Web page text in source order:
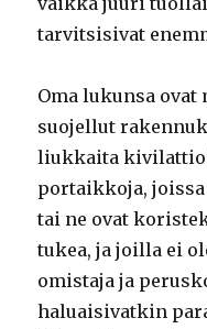
tarvitsisivat
Oma lukunsa ovat
suojellut
liukkaita
portaikkoja,
tai ne ovat
tukea, ja joilla ei
omistaja ja
haluaisivatkin